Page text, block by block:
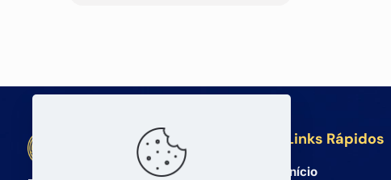
BETA Electronic Co LTD Links Rápidos
Início